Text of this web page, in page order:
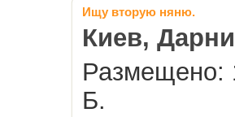
Ищу вторую няню.
Киев,
Размещено:
Б.